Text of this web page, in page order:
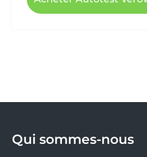
Qui sommes-nous